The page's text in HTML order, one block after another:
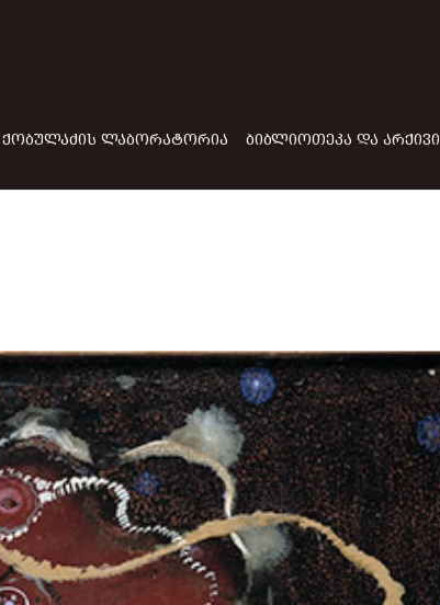
ᲥᲝᲑᲣᲚᲐᲫᲘᲡ ᲚᲐᲑᲝᲠᲐᲢᲝᲠᲘᲐ ᲑᲘᲑᲚᲘᲝᲗᲔᲙᲐ ᲓᲐ ᲐᲠᲥᲘᲕᲘ